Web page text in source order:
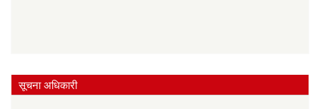
सूचना अधिकारी